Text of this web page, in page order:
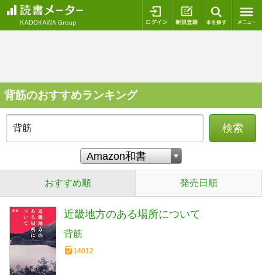
ログイン 新規登録
背筋のおすすめランキング
検索
おすすめ順 発売日順
近畿地方のある場所について
背筋
14012